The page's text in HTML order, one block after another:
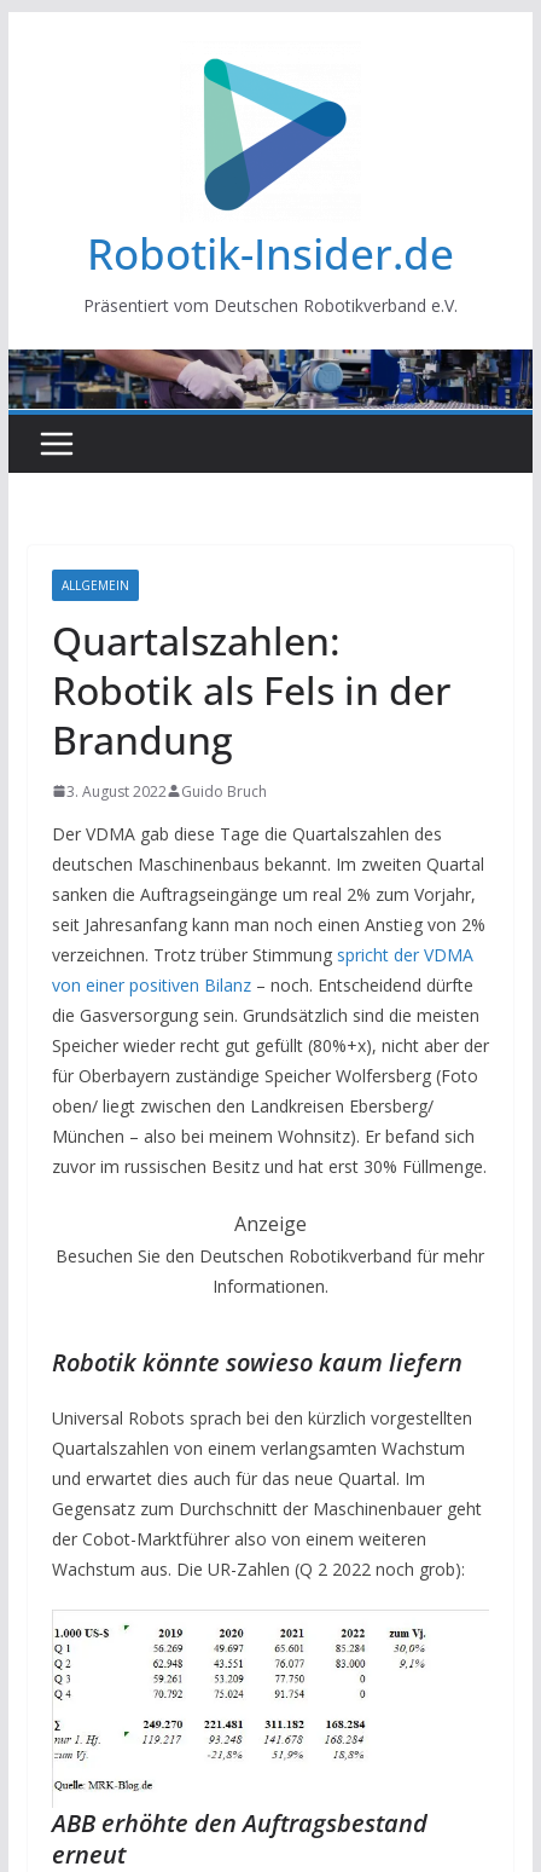
Robotik-Insider.de
Präsentiert vom Deutschen Robotikverband e.V.
ALLGEMEIN
Quartalszahlen:
Robotik als Fels in der
Brandung
3. August 2022 Guido Bruch
Der VDMA gab diese Tage die Quartalszahlen des
deutschen Maschinenbaus bekannt. Im zweiten Quartal
sanken die Auftragseingänge um real 2% zum Vorjahr,
seit Jahresanfang kann man noch einen Anstieg von 2%
verzeichnen. Trotz trüber Stimmung spricht der VDMA
von einer positiven Bilanz– noch. Entscheidend dürfte
die Gasversorgung sein. Grundsätzlich sind die meisten
Speicher wieder recht gut gefüllt (80%+x), nicht aber der
für Oberbayern zuständige Speicher Wolfersberg (Foto
oben/ liegt zwischen den Landkreisen Ebersberg/
München – also bei meinem Wohnsitz). Er befand sich
zuvor im russischen Besitz und hat erst 30% Füllmenge.
Anzeige
Besuchen Sie den Deutschen Robotikverband für mehr
Informationen.
Robotik könnte sowieso kaum liefern
Universal Robots sprach bei den kürzlich vorgestellten
Quartalszahlen von einem verlangsamten Wachstum
und erwartet dies auch für das neue Quartal. Im
Gegensatz zum Durchschnitt der Maschinenbauer geht
der Cobot-Marktführer also von einem weiteren
Wachstum aus. Die UR-Zahlen (Q 2 2022 noch grob):
ABB erhöhte den Auftragsbestand
erneut